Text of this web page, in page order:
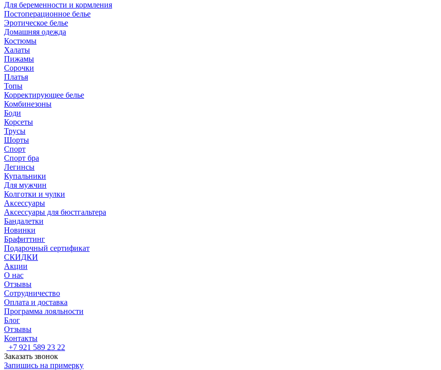
Для беременности и кормления
Постоперационное белье
Эротическое белье
Домашняя одежда
Костюмы
Халаты
Пижамы
Сорочки
Платья
Топы
Корректирующее белье
Комбинезоны
Боди
Корсеты
Трусы
Шорты
Спорт
Спорт бра
Легинсы
Купальники
Для мужчин
Колготки и чулки
Аксессуары
Аксессуары для бюстгальтера
Бандалетки
Новинки
Брафиттинг
Подарочный сертификат
СКИДКИ
Акции
О нас
Отзывы
Сотрудничество
Оплата и доставка
Программа лояльности
Блог
Отзывы
Контакты
+7 921 589 23 22
Заказать звонок
Запишись на примерку